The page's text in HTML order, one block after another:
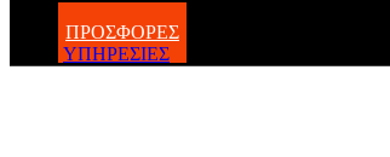
ΠΡΟΣΦΟΡΕΣ
ΥΠΗΡΕΣΙΕΣ